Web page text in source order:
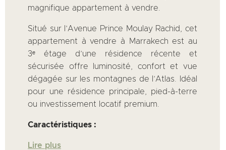
magnifique appartement à vendre.
Situé sur l’Avenue Prince Moulay Rachid, cet
appartement à vendre à Marrakech est au
3ᵉ étage d’une résidence récente et
sécurisée offre luminosité, confort et vue
dégagée sur les montagnes de l’Atlas. Idéal
pour une résidence principale, pied-à-terre
ou investissement locatif premium.
Caractéristiques :
Lire plus